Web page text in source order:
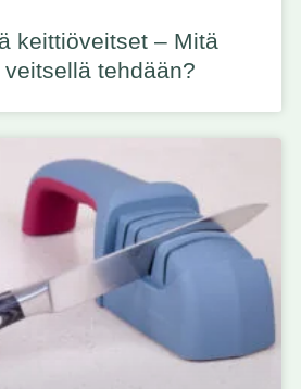
keittiöveitset – Mitä
tehdään?